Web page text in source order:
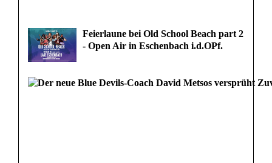
Feierlaune bei Old School Beach part 2
- Open Air in Eschenbach i.d.OPf.